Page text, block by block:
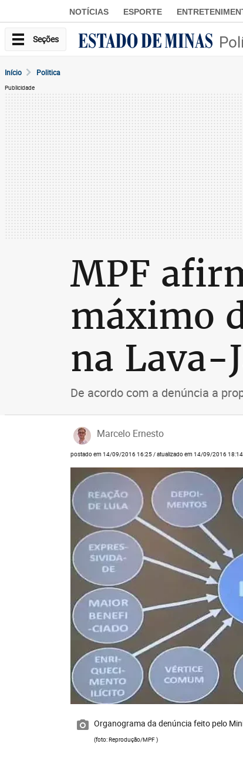
NOTÍCIAS ESPORTE
Seções
Início Politica
Publicidade
MPF
máximo
na Lava-
De acordo com a denúncia a
Marcelo Ernesto
postado em 14/09/2016 16:25 / atualizado em 14/09/2016 18:14
Organograma da denúncia feito pelo
(foto: Reprodução/MPF )